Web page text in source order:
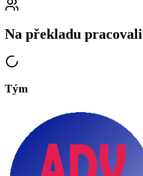
Na překladu pracovali
Tým